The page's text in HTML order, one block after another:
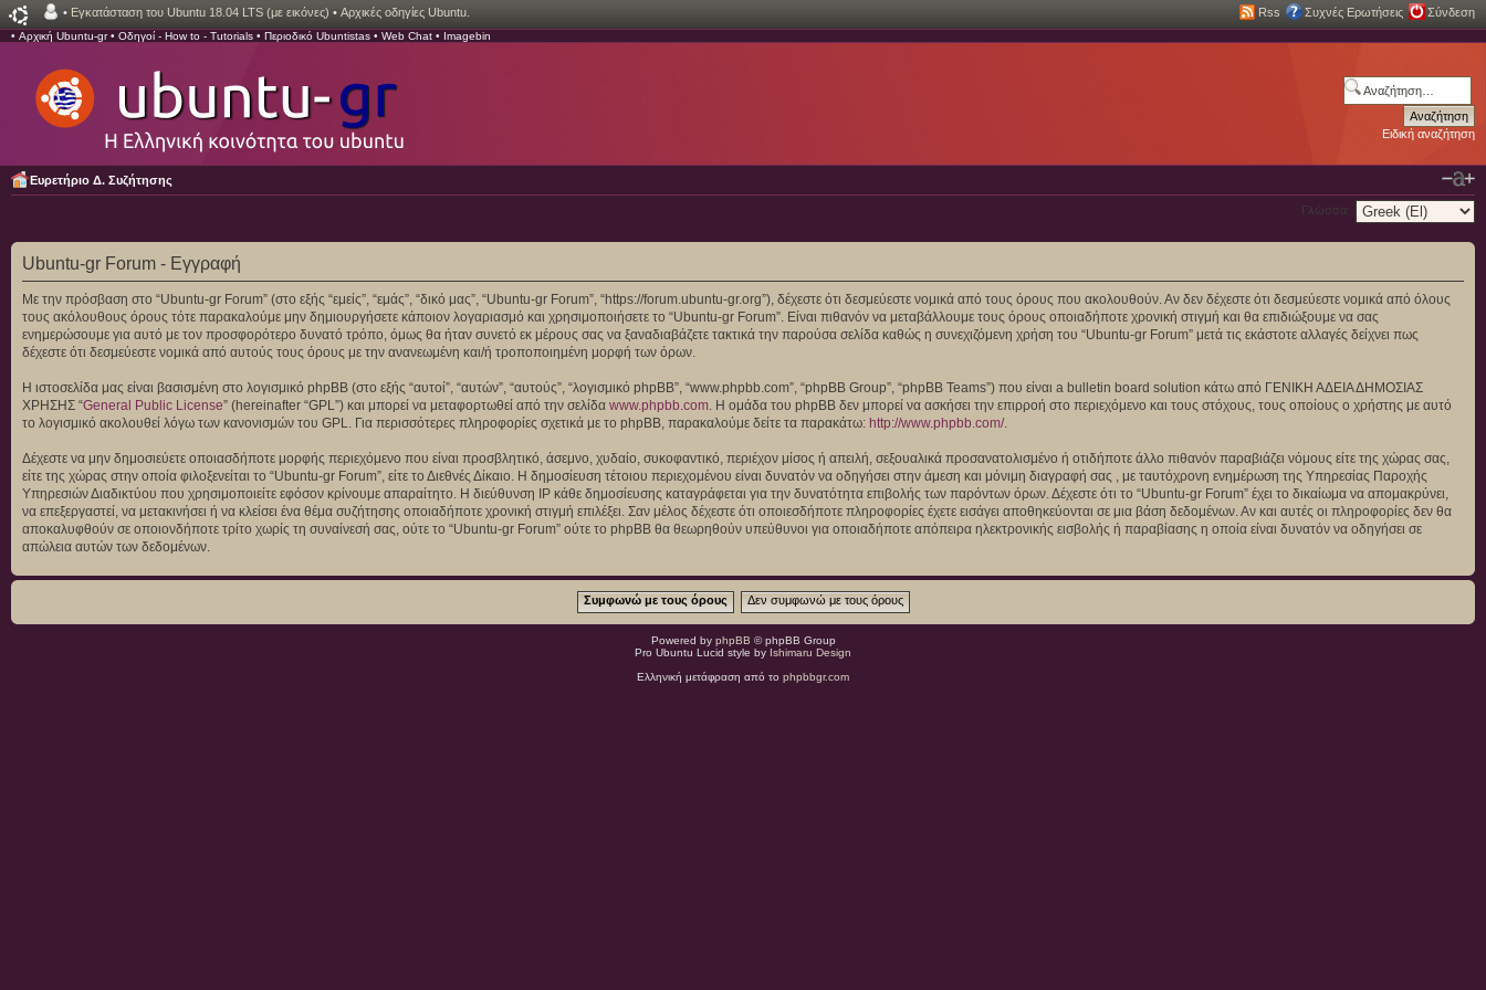
• Εγκατάσταση του Ubuntu 18.04 LTS (με εικόνες) • Αρχικές οδηγίες Ubuntu. Rss Συχνές Ερωτήσεις Σύνδεση
• Αρχική Ubuntu-gr• Οδηγοί - How to - Tutorials • Περιοδικό Ubuntistas • Web Chat • Imagebin
Ειδική αναζήτηση
Ευρετήριο Δ. Συζήτησης
Γλώσσα:
Ubuntu-gr Forum - Εγγραφή
Με την πρόσβαση στο “Ubuntu-gr Forum” (στο εξής “εμείς”, “εμάς”, “δικό μας”, “Ubuntu-gr Forum”, “https://forum.ubuntu-gr.org”), δέχεστε ότι δεσμεύεστε νομικά από τους όρους που ακολουθούν. Αν δεν δέχεστε ότι δεσμεύεστε νομικά από όλους
τους ακόλουθους όρους τότε παρακαλούμε μην δημιουργήσετε κάποιον λογαριασμό και χρησιμοποιήσετε το “Ubuntu-gr Forum”. Είναι πιθανόν να μεταβάλλουμε τους όρους οποιαδήποτε χρονική στιγμή και θα επιδιώξουμε να σας
ενημερώσουμε για αυτό με τον προσφορότερο δυνατό τρόπο, όμως θα ήταν συνετό εκ μέρους σας να ξαναδιαβάζετε τακτικά την παρούσα σελίδα καθώς η συνεχιζόμενη χρήση του “Ubuntu-gr Forum” μετά τις εκάστοτε αλλαγές δείχνει πως
δέχεστε ότι δεσμεύεστε νομικά από αυτούς τους όρους με την ανανεωμένη και/ή τροποποιημένη μορφή των όρων.
Η ιστοσελίδα μας είναι βασισμένη στο λογισμικό phpBB (στο εξής “αυτοί”, “αυτών”, “αυτούς”, “λογισμικό phpBB”, “www.phpbb.com”, “phpBB Group”, “phpBB Teams”) που είναι a bulletin board solution κάτω από ΓΕΝΙΚΗ ΑΔΕΙΑ ΔΗΜΟΣΙΑΣ
ΧΡΗΣΗΣ “General Public License” (hereinafter “GPL”) και μπορεί να μεταφορτωθεί από την σελίδα www.phpbb.com . Η ομάδα του phpBB δεν μπορεί να ασκήσει την επιρροή στο περιεχόμενο και τους στόχους, τους οποίους ο χρήστης με αυτό
το λογισμικό ακολουθεί λόγω των κανονισμών του GPL. Για περισσότερες πληροφορίες σχετικά με το phpBB, παρακαλούμε δείτε τα παρακάτω: http://www.phpbb.com/.
Δέχεστε να μην δημοσιεύετε οποιασδήποτε μορφής περιεχόμενο που είναι προσβλητικό, άσεμνο, χυδαίο, συκοφαντικό, περιέχον μίσος ή απειλή, σεξουαλικά προσανατολισμένο ή οτιδήποτε άλλο πιθανόν παραβιάζει νόμους είτε της χώρας σας,
είτε της χώρας στην οποία φιλοξενείται το “Ubuntu-gr Forum”, είτε το Διεθνές Δίκαιο. Η δημοσίευση τέτοιου περιεχομένου είναι δυνατόν να οδηγήσει στην άμεση και μόνιμη διαγραφή σας , με ταυτόχρονη ενημέρωση της Υπηρεσίας Παροχής
Υπηρεσιών Διαδικτύου που χρησιμοποιείτε εφόσον κρίνουμε απαραίτητο. Η διεύθυνση IP κάθε δημοσίευσης καταγράφεται για την δυνατότητα επιβολής των παρόντων όρων. Δέχεστε ότι το “Ubuntu-gr Forum” έχει το δικαίωμα να απομακρύνει,
να επεξεργαστεί, να μετακινήσει ή να κλείσει ένα θέμα συζήτησης οποιαδήποτε χρονική στιγμή επιλέξει. Σαν μέλος δέχεστε ότι οποιεσδήποτε πληροφορίες έχετε εισάγει αποθηκεύονται σε μια βάση δεδομένων. Αν και αυτές οι πληροφορίες δεν θα
αποκαλυφθούν σε οποιονδήποτε τρίτο χωρίς τη συναίνεσή σας, ούτε το “Ubuntu-gr Forum” ούτε το phpBB θα θεωρηθούν υπεύθυνοι για οποιαδήποτε απόπειρα ηλεκτρονικής εισβολής ή παραβίασης η οποία είναι δυνατόν να οδηγήσει σε
απώλεια αυτών των δεδομένων.
Powered by phpBB © phpBB Group
Pro Ubuntu Lucid style by Ishimaru Design
Ελληνική μετάφραση από το phpbbgr.com